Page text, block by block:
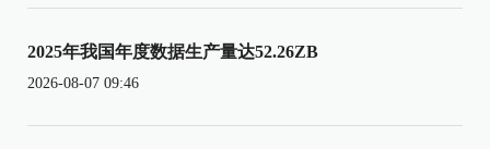
2025年我国年度数据生产量达52.26ZB
2026-08-07 09:46